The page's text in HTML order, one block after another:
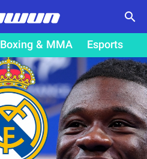
search
Boxing & MMA Esports